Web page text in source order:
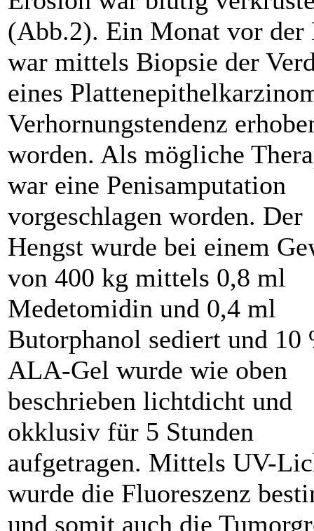
(Abb.2). Ein Monat vor der
war mittels Biopsie der
eines
Verhornungstendenz
worden. Als mögliche
war eine Penisamputation
vorgeschlagen worden. Der
Hengst wurde bei einem
von 400 kg mittels 0,8 ml
Medetomidin und 0,4 ml
Butorphanol sediert und 10
ALA-Gel wurde wie oben
beschrieben lichtdicht und
okklusiv für 5 Stunden
aufgetragen. Mittels UV-
wurde die Fluoreszenz
und somit auch die